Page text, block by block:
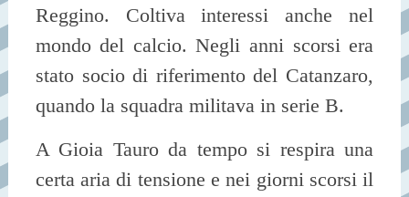
Reggino. Coltiva interessi anche nel
mondo del calcio. Negli anni scorsi era
stato socio di riferimento del Catanzaro,
quando la squadra militava in serie B.
A Gioia Tauro da tempo si respira una
certa aria di tensione e nei giorni scorsi il